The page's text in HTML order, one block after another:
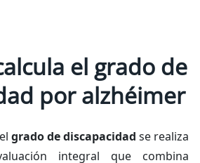
el grado de
por alzhéimer
grado de discapacidad se realiza
integral que combina